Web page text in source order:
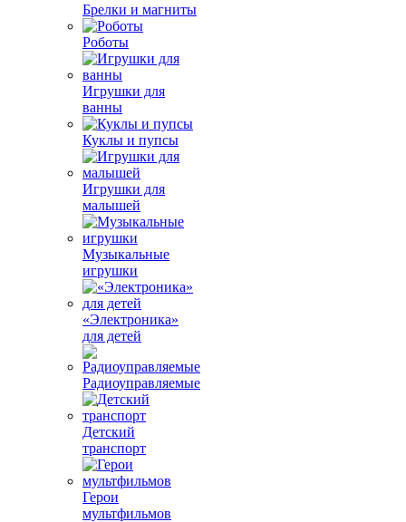
Брелки и магниты
Роботы
Игрушки для
ванны
Куклы и пупсы
Игрушки для
малышей
Музыкальные
игрушки
«Электроника»
для детей
Радиоуправляемые
Детский
транспорт
Герои
мультфильмов